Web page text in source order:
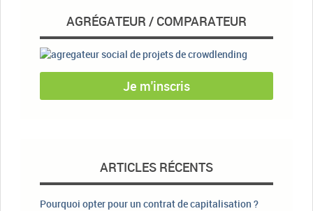
AGRÉGATEUR / COMPARATEUR
Je m'inscris
ARTICLES RÉCENTS
Pourquoi opter pour un contrat de capitalisation ?